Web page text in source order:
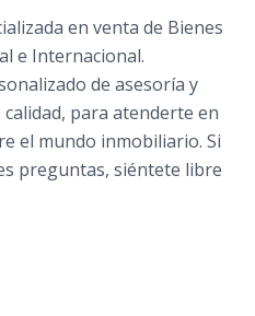
en venta de Bienes
e Internacional.
de asesoría y
para atenderte en
el mundo inmobiliario. Si
preguntas, siéntete libre